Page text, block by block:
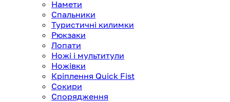
Намети
Спальники
Туристичні килимки
Рюкзаки
Лопати
Ножі і мультитули
Ножівки
Кріплення Quick Fist
Сокири
Спорядження